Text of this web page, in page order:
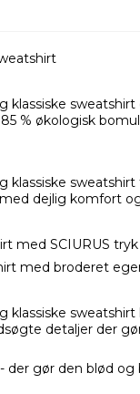
klassiske
% økologisk
klassiske
med dejlig komfort
med SCIURUS
med broderet
klassiske
detaljer der
der gør den blød og